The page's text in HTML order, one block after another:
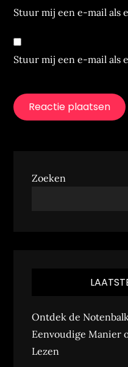
Stuur mij een e-mail als
Stuur mij een e-mail als
Zoeken
Ontdek de
Eenvoudige Manier
Lezen